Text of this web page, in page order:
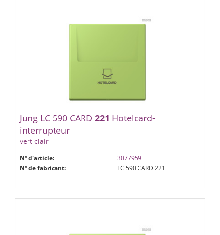
Jung LC 590 CARD 221 Hotelcard-
interrupteur
vert clair
N° d'article:
3077959
N° de fabricant:
LC 590 CARD 221